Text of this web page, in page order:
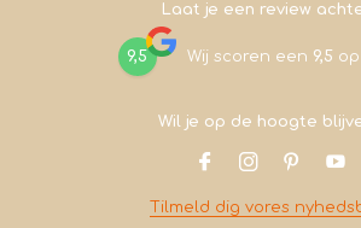
Laat je een review
9,5 Wij scoren een 9,5 op
Wil je op de hoogte
Tilmeld dig vores